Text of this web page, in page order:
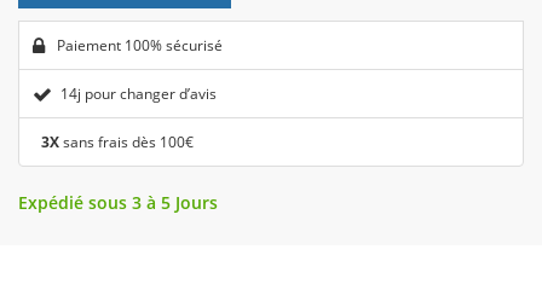
Paiement 100% sécurisé
14j pour changer d’avis
3Xsans frais dès 100€
Expédié sous 3 à 5 Jours